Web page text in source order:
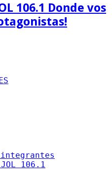
106.1 Donde vos
JOL 106.1